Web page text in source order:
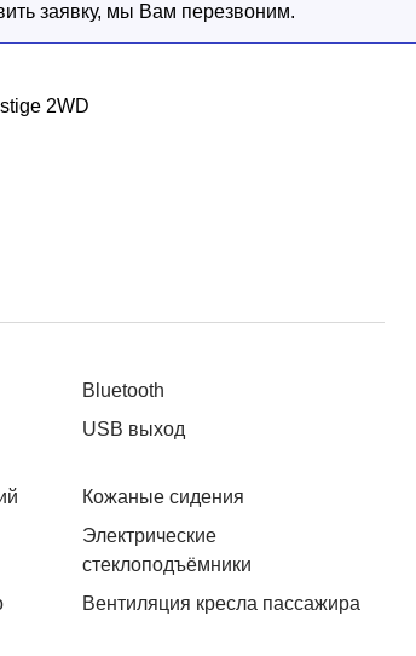
заявку, мы Вам перезвоним.
Bluetooth
USB выход
Кожаные сидения
Электрические
стеклоподъёмники
Вентиляция кресла пассажира